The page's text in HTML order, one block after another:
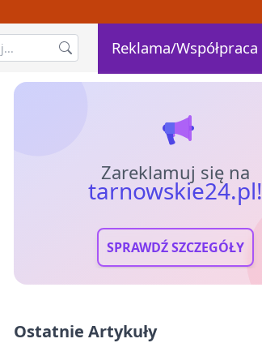
Reklama/Współpraca
Zareklamuj się na
tarnowskie24.pl!
SPRAWDŹ SZCZEGÓŁY
Ostatnie Artykuły